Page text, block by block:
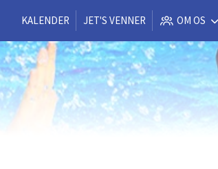
KALENDER JET'S VENNER OM OS